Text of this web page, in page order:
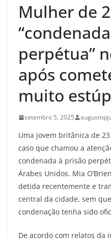
Mulher de
perpétua”
após
muito
setembro 5, 2025
Uma jovem britânica de
caso que chamou a
condenada à prisão
Árabes Unidos. Mia
detida recentemente e
central da cidade, sem
condenação tenha sido
De acordo com relatos da